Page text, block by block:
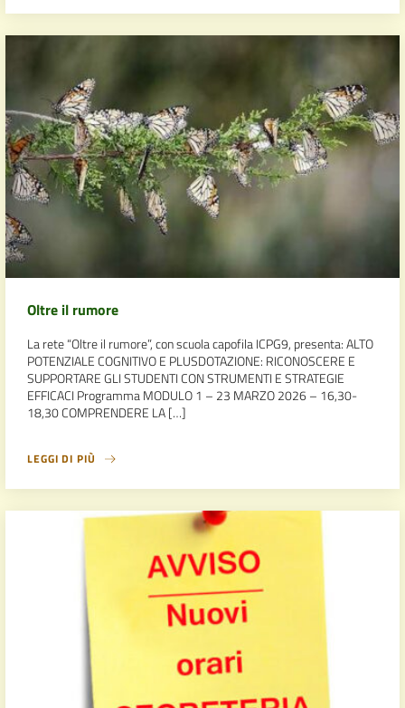
Oltre il rumore
La rete “Oltre il rumore”, con scuola capofila ICPG9, presenta: ALTO
POTENZIALE COGNITIVO E PLUSDOTAZIONE: RICONOSCERE E
SUPPORTARE GLI STUDENTI CON STRUMENTI E STRATEGIE
EFFICACI Programma MODULO 1 – 23 MARZO 2026 – 16,30-
18,30 COMPRENDERE LA […]
LEGGI DI PIÙ